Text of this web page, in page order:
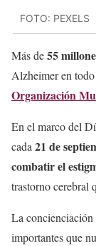
FOTO: PEXELS
Más de55
Alzheimer en
Organización
En el marco del
cada 21 de
combatir el
trastorno cerebral
La concienciación
importantes que